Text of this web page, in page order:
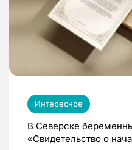
Интересное
В Северске
«Свидетельство о